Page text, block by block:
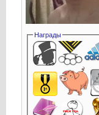
Награды